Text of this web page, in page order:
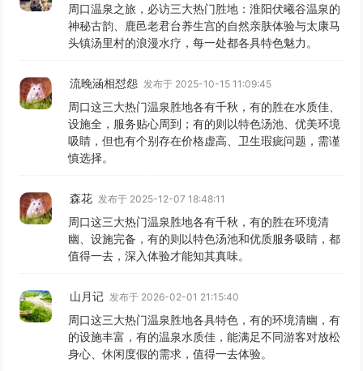
周口温泉之旅，必访三大热门胜地：淮阳伏曦谷温泉的
神秘古韵、鹿邑老君台养生宫的自然亲肤体验与太康马
头镇汤里村的浪漫水疗，每一处都各具特色魅力。
流晚涵相怼怨 发布于 2025-10-15 11:09:45
周口这三大热门温泉胜地各有千秋，有的胜在水质佳、
设施全，服务贴心周到；有的则以特色汤池、优美环境
吸睛，但也有个别存在价格虚高、卫生瑕疵问题，需谨
慎选择。
森花 发布于 2025-12-07 18:48:11
周口这三大热门温泉胜地各有千秋，有的胜在环境清
幽、设施完备，有的则以特色汤池和优质服务吸睛，都
值得一去，深入体验才能知其真味。
山月记 发布于 2026-02-01 21:15:40
周口这三大热门温泉胜地各具特色，有的环境清幽，有
的设施丰富，有的温泉水质佳，能满足不同游客对放松
身心、休闲度假的需求，值得一去体验。